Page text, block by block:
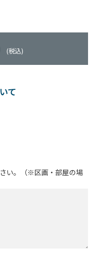
(税込)
て
い。（※区画・部屋の場